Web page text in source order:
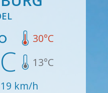
30°C
13°C
19 km/h